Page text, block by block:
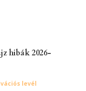
hibák 2026-
levél